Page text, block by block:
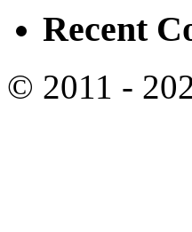
Recent
© 2011 -